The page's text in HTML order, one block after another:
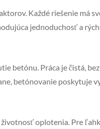
Každé riešenie má
jednoduchosť a
betónu. Práca je čistá,
betónovanie poskytuje
oplotenia. Pre